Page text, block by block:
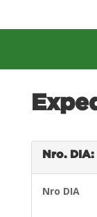
Nro. DIA:
Nro DIA